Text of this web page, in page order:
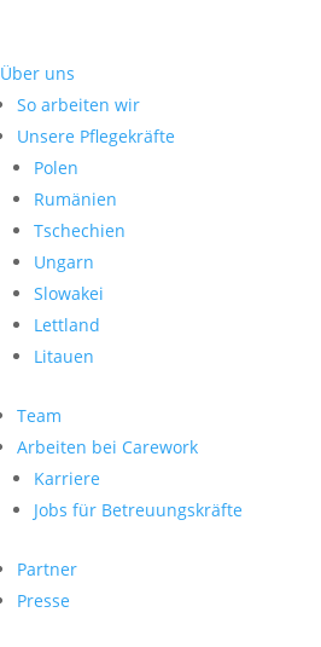
Über uns
So arbeiten wir
Unsere Pflegekräfte
Polen
Rumänien
Tschechien
Ungarn
Slowakei
Lettland
Litauen
Team
Arbeiten bei Carework
Karriere
Jobs für Betreuungskräfte
Partner
Presse